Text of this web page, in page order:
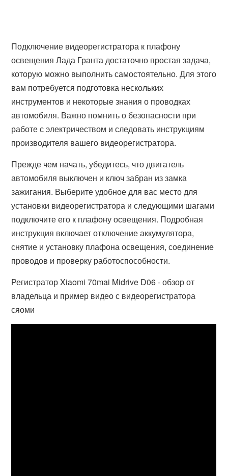
Подключение видеорегистратора к плафону
освещения Лада Гранта достаточно простая задача,
которую можно выполнить самостоятельно. Для этого
вам потребуется подготовка нескольких
инструментов и некоторые знания о проводках
автомобиля. Важно помнить о безопасности при
работе с электричеством и следовать инструкциям
производителя вашего видеорегистратора.
Прежде чем начать, убедитесь, что двигатель
автомобиля выключен и ключ забран из замка
зажигания. Выберите удобное для вас место для
установки видеорегистратора и следующими шагами
подключите его к плафону освещения. Подробная
инструкция включает отключение аккумулятора,
снятие и установку плафона освещения, соединение
проводов и проверку работоспособности.
Регистратор Xiaomi 70mai Midrive D06 - обзор от
владельца и пример видео с видеорегистратора
сяоми